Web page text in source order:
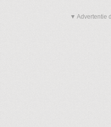
▼ Advertentie